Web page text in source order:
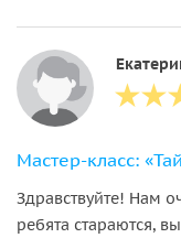
Здравствуйте! Нам
ребята стараются,